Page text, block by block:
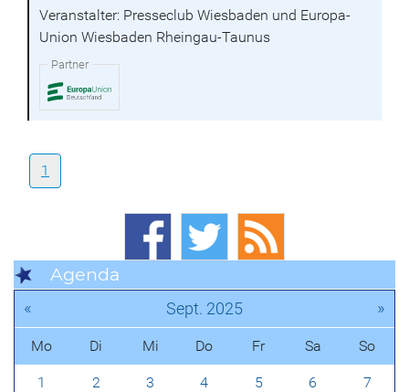
Veranstalter: Presseclub Wiesbaden und Europa-
Union Wiesbaden Rheingau-Taunus
Partner
1
Agenda
« Sept. 2025 »
Mo Di Mi Do Fr Sa So
1 2 3 4 5 6 7